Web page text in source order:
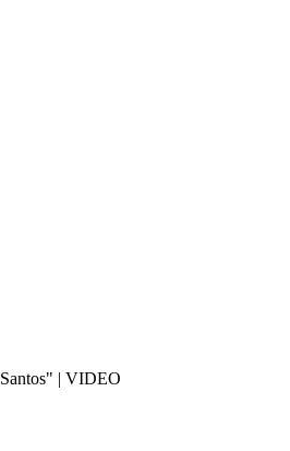
| VIDEO